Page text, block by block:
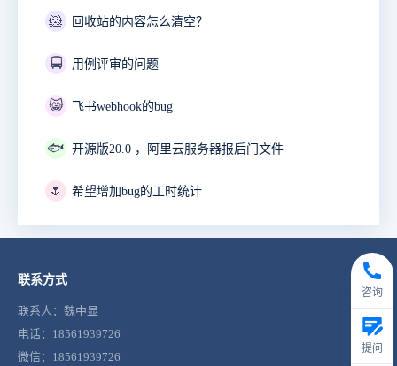
🐹 回收站的内容怎么清空？
🚍 用例评审的问题
😸 飞书webhook的bug
🐟 开源版20.0 ，阿里云服务器报后门文件
🌷 希望增加bug的工时统计
联系方式
联系人：魏中显
电话：18561939726
微信：18561939726
咨询
提问